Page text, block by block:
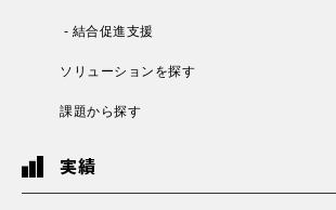
- 結合促進支援
ソリューションを探す
課題から探す
実績